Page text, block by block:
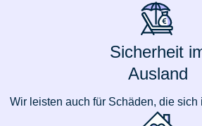
Sicherheit
Ausland
Wir leisten auch für Schäden, die sich